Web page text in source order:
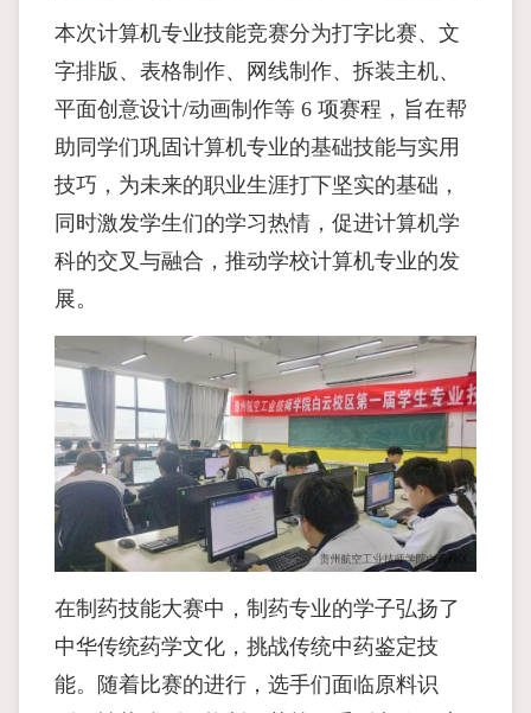
本次计算机专业技能竞赛分为打字比赛、文
字排版、表格制作、网线制作、拆装主机、
平面创意设计/动画制作等 6 项赛程，旨在帮
助同学们巩固计算机专业的基础技能与实用
技巧，为未来的职业生涯打下坚实的基础，
同时激发学生们的学习热情，促进计算机学
科的交叉与融合，推动学校计算机专业的发
展。
在制药技能大赛中，制药专业的学子弘扬了
中华传统药学文化，挑战传统中药鉴定技
能。随着比赛的进行，选手们面临原料识